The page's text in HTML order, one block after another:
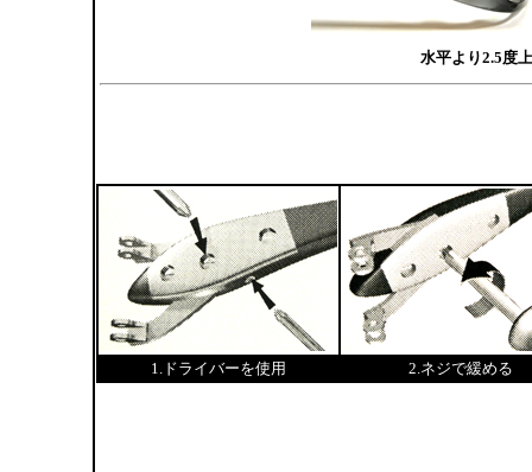
水平より2.5度
1.ドライバーを使用 2.ネジで緩める